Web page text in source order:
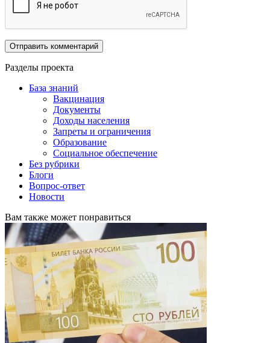
Разделы проекта
База знаний
Вакцинация
Документы
Доходы населения
Запреты и ограничения
Образование
Социальное обеспечение
Без рубрики
Блоги
Вопрос-ответ
Новости
Вам также может понравиться